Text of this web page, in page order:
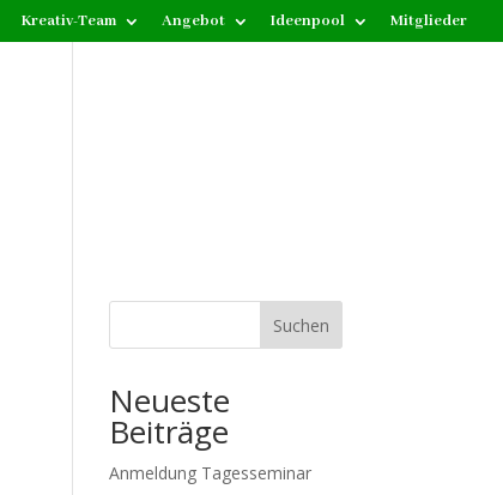
Kreativ-Team Angebot Ideenpool Mitglieder
Suchen
Neueste
Beiträge
Anmeldung Tagesseminar